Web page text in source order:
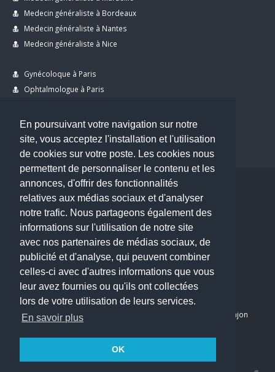
En poursuivant votre navigation sur notre
site, vous acceptez l'installation et l'utilisation
de cookies sur votre poste. Les cookies nous
permettent de personnaliser le contenu et les
annonces, d'offrir des fonctionnalités
relatives aux médias sociaux et d'analyser
notre trafic. Nous partageons également des
informations sur l'utilisation de notre site
avec nos partenaires de médias sociaux, de
publicité et d'analyse, qui peuvent combiner
celles-ci avec d'autres informations que vous
leur avez fournies ou qu'ils ont collectées
lors de votre utilisation de leurs services.
En savoir plus
OK
Medecin généraliste à Bordeaux
Medecin généraliste à Nantes
Medecin généraliste à Nice
Gynécoloque à Paris
Ophtalmologue à Paris
Dentiste à Paris
Copyright © 2026 . All Rights Reserved.
choisirunmedecin@gmail.com
Nous contacter
Accueil
Blog
Mon compte
Dernier avis : PASCAL DELCAMPE, Chirurgien maxillo-faciale à Arpajon